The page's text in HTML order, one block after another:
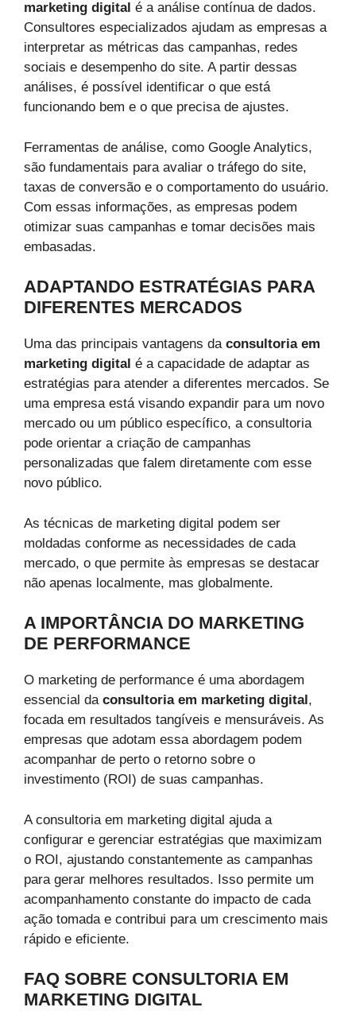
marketing digital é a análise contínua de dados.
Consultores especializados ajudam as empresas a
interpretar as métricas das campanhas, redes
sociais e desempenho do site. A partir dessas
análises, é possível identificar o que está
funcionando bem e o que precisa de ajustes.
Ferramentas de análise, como Google Analytics,
são fundamentais para avaliar o tráfego do site,
taxas de conversão e o comportamento do usuário.
Com essas informações, as empresas podem
otimizar suas campanhas e tomar decisões mais
embasadas.
ADAPTANDO ESTRATÉGIAS PARA
DIFERENTES MERCADOS
Uma das principais vantagens da consultoria em
marketing digital é a capacidade de adaptar as
estratégias para atender a diferentes mercados. Se
uma empresa está visando expandir para um novo
mercado ou um público específico, a consultoria
pode orientar a criação de campanhas
personalizadas que falem diretamente com esse
novo público.
As técnicas de marketing digital podem ser
moldadas conforme as necessidades de cada
mercado, o que permite às empresas se destacar
não apenas localmente, mas globalmente.
A IMPORTÂNCIA DO MARKETING
DE PERFORMANCE
O marketing de performance é uma abordagem
essencial da consultoria em marketing digital,
focada em resultados tangíveis e mensuráveis. As
empresas que adotam essa abordagem podem
acompanhar de perto o retorno sobre o
investimento (ROI) de suas campanhas.
A consultoria em marketing digital ajuda a
configurar e gerenciar estratégias que maximizam
o ROI, ajustando constantemente as campanhas
para gerar melhores resultados. Isso permite um
acompanhamento constante do impacto de cada
ação tomada e contribui para um crescimento mais
rápido e eficiente.
FAQ SOBRE CONSULTORIA EM
MARKETING DIGITAL